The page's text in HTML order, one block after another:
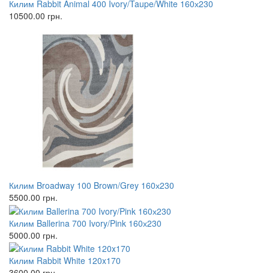
Килим Rabbit Animal 400 Ivory/Taupe/White 160х230
10500.00 грн.
Килим Broadway 100 Brown/Grey 160х230
5500.00 грн.
Килим Ballerina 700 Ivory/Pink 160х230
5000.00 грн.
Килим Rabbit White 120x170